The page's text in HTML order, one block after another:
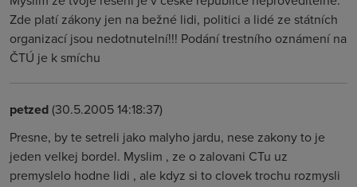
Zde platí zákony jen na bežné lidi, politici a lidé ze státních
organizací jsou nedotnutelní!!! Podání trestního oznámení na
ČTÚ je k smíchu
petzed(30.5.2005 14:18:37)
Presne, by te setreli jako malyho jardu, nese zakony to je
jeden velkej bordel. Myslim , ze o zalovani CTu uz
premyslelo hodne lidi , ale kdyz si to clovek trochu rozmysli